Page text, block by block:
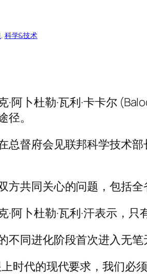
, 科学&技术
·阿卜杜勒·瓦利·卡卡尔
。
总督府会见联邦科学技术
方共同关心的问题，包括
·阿卜杜勒·瓦利·汗表示，
不同进化阶段首次进入无笔
时代的现代要求，我们必